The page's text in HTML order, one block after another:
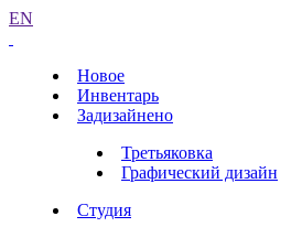
EN
Новое
Инвентарь
Задизайнено
Третьяковка
Графический дизайн
Студия